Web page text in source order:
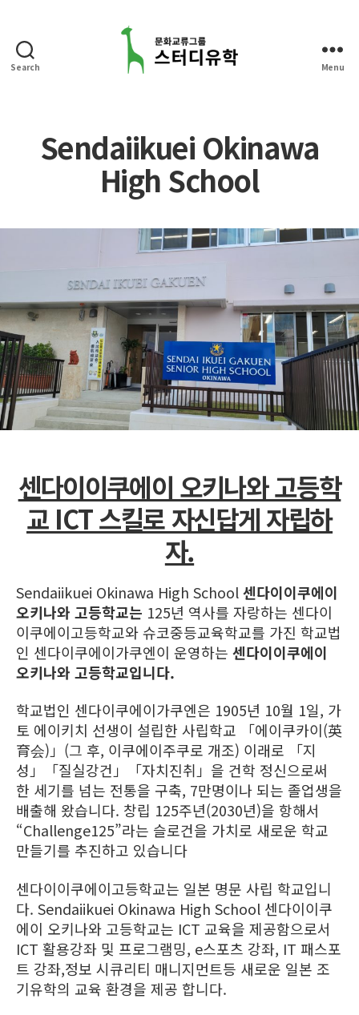
Search
유
학
Menu
Sendaiikuei Okinawa
High School
센다이이쿠에이 오키나와 고등학
교 ICT 스킬로 자신답게 자립하
자.
Sendaiikuei Okinawa High School센다이이쿠에이
오키나와 고등학교는 125년 역사를 자랑하는 센다이
이쿠에이고등학교와 슈코중등교육학교를 가진 학교법
인 센다이쿠에이가쿠엔이 운영하는 센다이이쿠에이
오키나와 고등학교입니다.
학교법인 센다이쿠에이가쿠엔은 1905년 10월 1일, 가
토 에이키치 선생이 설립한 사립학교 「에이쿠카이(英
育会)」(그 후, 이쿠에이주쿠로 개조) 이래로 「지
성」「질실강건」「자치진취」을 건학 정신으로써
한 세기를 넘는 전통을 구축, 7만명이나 되는 졸업생을
배출해 왔습니다. 창립 125주년(2030년)을 항해서
“Challenge125”라는 슬로건을 가치로 새로운 학교
만들기를 추진하고 있습니다
센다이이쿠에이고등학교는 일본 명문 사립 학교입니
다. Sendaiikuei Okinawa High School 센다이이쿠
에이 오키나와 고등학교는 ICT 교육을 제공함으로서
ICT 활용강좌 및 프로그램밍, e스포츠 강좌, IT 패스포
트 강좌,정보 시큐리티 매니지먼트등 새로운 일본 조
기유학의 교육 환경을 제공 합니다.